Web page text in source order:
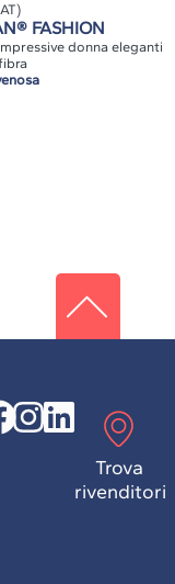
FASHION
donna eleganti
Trova
rivenditori